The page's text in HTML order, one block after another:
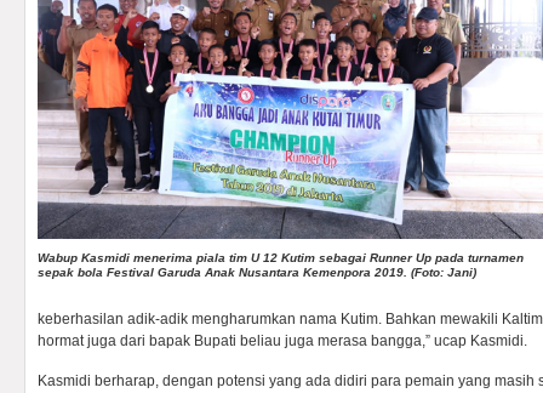
Wabup Kasmidi menerima piala tim U 12 Kutim sebagai Runner Up pada turnamen
sepak bola Festival Garuda Anak Nusantara Kemenpora 2019. (Foto: Jani)
keberhasilan adik-adik mengharumkan nama Kutim. Bahkan mewakili
hormat juga dari bapak Bupati beliau juga merasa bangga,” ucap Kasmidi.
Kasmidi berharap, dengan potensi yang ada didiri para pemain yang masih